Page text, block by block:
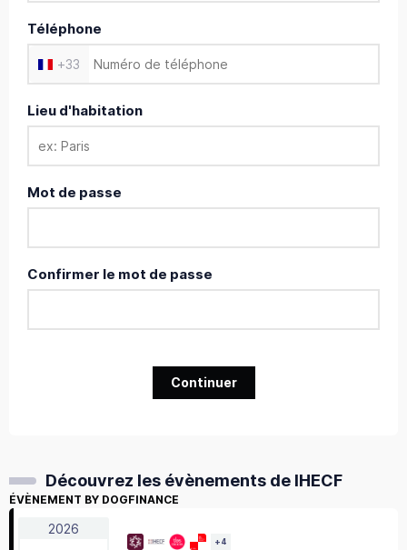
Téléphone
+33
Lieu d'habitation
Mot de passe
Confirmer le mot de passe
Continuer
Découvrez les évènements de IHECF
ÉVÈNEMENT BY DOGFINANCE
2026
+4